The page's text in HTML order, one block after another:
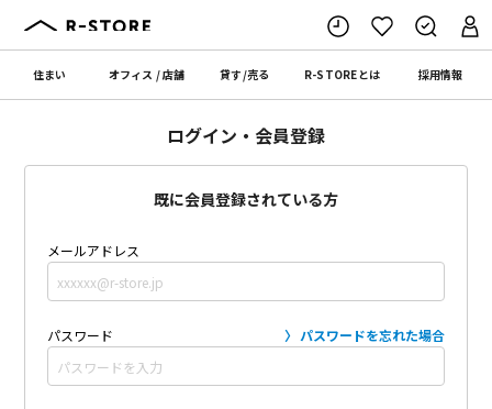
住まい オフィス /店舗 貸す/売る R-STOREとは 採用情報
ログイン・会員登録
既に会員登録されている方
メールアドレス
パスワード パスワードを忘れた場合